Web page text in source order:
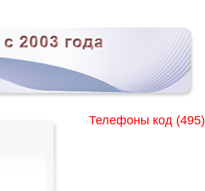
Телефоны код (495)